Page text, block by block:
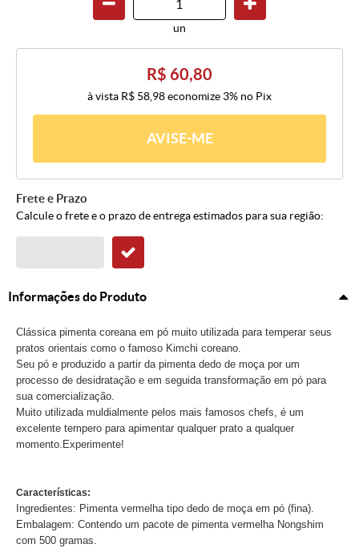
un
R$ 60,80
à vista R$ 58,98economize 3% no Pix
AVISE-ME
Frete e Prazo
Calcule o frete e o prazo de entrega estimados para sua região:
Informações do Produto
Clássica pimenta coreana em pó muito utilizada para temperar seus
pratos orientais como o famoso Kimchi coreano.
Seu pó e produzido a partir da pimenta dedo de moça por um
processo de desidratação e em seguida transformação em pó para
sua comercialização.
Muito utilizada muldialmente pelos mais famosos chefs, é um
excelente tempero para apimentar qualquer prato a qualquer
momento.Experimente!
Características:
Ingredientes: Pimenta vermelha tipo dedo de moça em pó (fina).
Embalagem: Contendo um pacote de pimenta vermelha Nongshim
com 500 gramas.